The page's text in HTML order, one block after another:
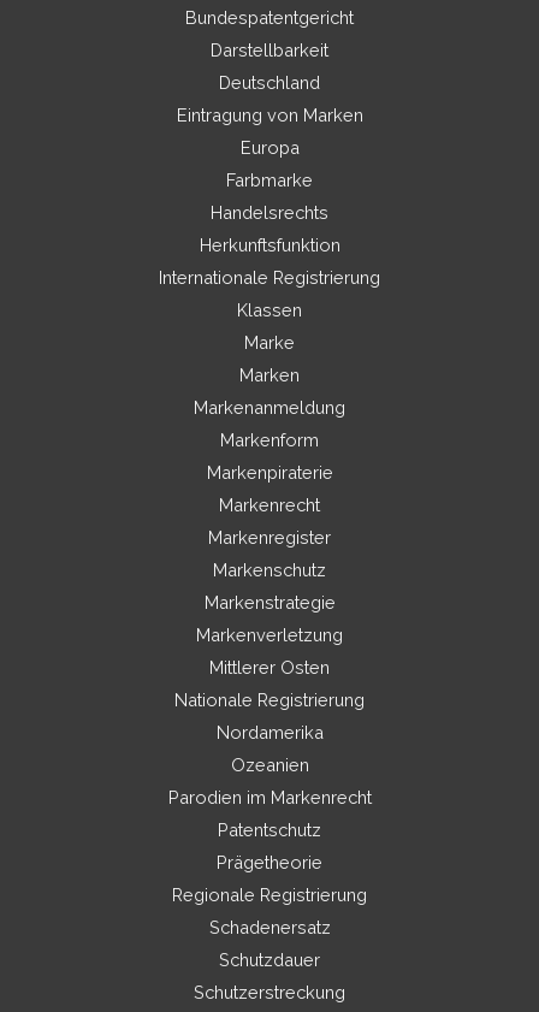
Bundespatentgericht
Darstellbarkeit
Deutschland
Eintragung von Marken
Europa
Farbmarke
Handelsrechts
Herkunftsfunktion
Internationale Registrierung
Klassen
Marke
Marken
Markenanmeldung
Markenform
Markenpiraterie
Markenrecht
Markenregister
Markenschutz
Markenstrategie
Markenverletzung
Mittlerer Osten
Nationale Registrierung
Nordamerika
Ozeanien
Parodien im Markenrecht
Patentschutz
Prägetheorie
Regionale Registrierung
Schadenersatz
Schutzdauer
Schutzerstreckung